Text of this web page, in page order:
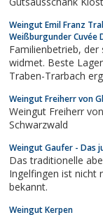
Weingut Emil Franz
Weißburgunder Cuvée
Familienbetrieb, der sich schon seit Generationen dem Weinbau
widmet. Beste
Traben-Trarbach
Weingut Freiherr von
Weingut Freiherr
Schwarzwald
Weingut Gaufer - Das
Das traditionelle
Ingelfingen ist nicht
bekannt.
Weingut Kerpen